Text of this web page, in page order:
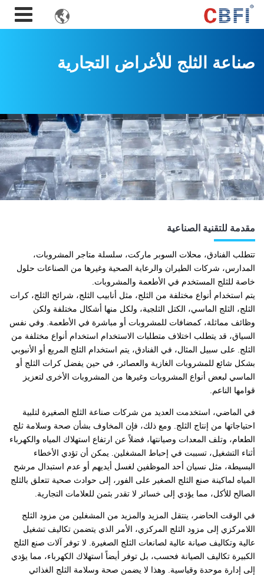

صناعة الثلج للأغراض التجارية
مقدمة للتقنية الصناعية
تتطلب الفنادق، محلات السوبر ماركت، سلسلة متاجر المشروبات،
المدارس، شركات الطيران والرعاية الصحية وغيرها من الصناعات حلول
خاصة للثلج المستخدم في الأطعمة والمشروبات.
يتم استخدام أنواع مختلفة من الثلج، مثل أنابيب الثلج، شرائح الثلج، كرات
الثلج، الثلج الماسي، الكتل الثلجية، ولكل منها أشكال مختلفة ولكن
وظائف مماثلة، كمضافات للمشروبات أو مباشرة في الأطعمة. وفي نفس
السياق، قد يتطلب اختلاف متطلبات الاستخدام استخدام أنواع مختلفة من
الثلج. على سبيل المثال، في الفنادق، يتم استخدام الثلج المربع أو الأنبوبي
بشكل شائع للمشروبات الغازية والعصائر، في حين يفضل كرات الثلج أو
الماسي لبعض أنواع المشروبات وغيرها من المشروبات الأخرى لتعزيز
قوامها الناعم.
في الماضي، استخدمت العديد من شركات صناعة الثلج الصغيرة لتلبية
احتياجاتها من إنتاج الثلج. ومع ذلك، فإن المخاوف بشأن صحة وسلامة ثلج
الطعام، وتلف المعدات وصيانتها، فضلاً عن ارتفاع استهلاك المياه والكهرباء
أثناء التشغيل، تسببت في إحباط المشغلين. يمكن أن تؤدي الأخطاء
البسيطة، مثل نسيان أحد الموظفين لغسل أيديهم أو عدم استبدال مرشح
المياه لماكينة صنع الثلج الصغير على الفور، إلى حوادث صحية تتعلق بالثلج
الصالح للأكل، مما يؤدي إلى خسائر لا تقدر بثمن للعلامات التجارية.
في الوقت الحاضر، ينتقل المزيد والمزيد من المشغلين من مزود الثلج
اللامركزي إلى مزود الثلج المركزي، الأمر الذي يتضمن تكاليف تشغيل
عالية وتكاليف صيانة عالية لصانعات الثلج الصغيرة. لا توفر آلات صنع الثلج
الكبيرة تكاليف الصيانة فحسب، بل توفر أيضاً استهلاك الكهرباء، مما يؤدي
إلى إدارة موحدة وقياسية. وهذا لا يضمن صحة وسلامة الثلج الغذائي